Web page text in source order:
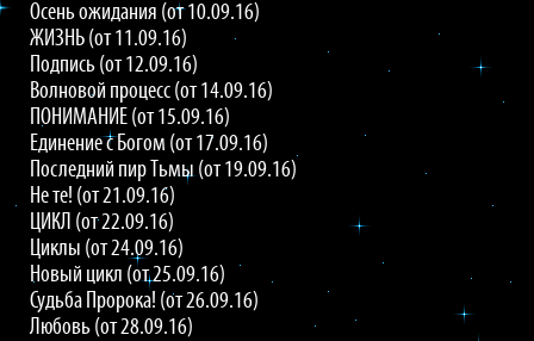
Осень ожидания (от 10.09.16)
ЖИЗНЬ (от 11.09.16)
Подпись (от 12.09.16)
Волновой процесс (от 14.09.16)
ПОНИМАНИЕ (от 15.09.16)
Единение с Богом (от 17.09.16)
Последний пир Тьмы (от 19.09.16)
Не те! (от 21.09.16)
ЦИКЛ (от 22.09.16)
Циклы (от 24.09.16)
Новый цикл (от 25.09.16)
Судьба Пророка! (от 26.09.16)
Любовь (от 28.09.16)